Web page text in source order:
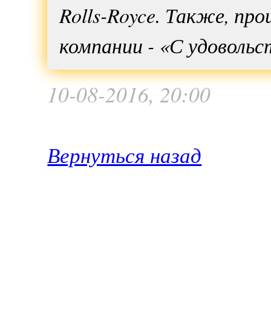
Rolls-Royce. Также,
компании - «С
10-08-2016, 20:00
Вернуться назад